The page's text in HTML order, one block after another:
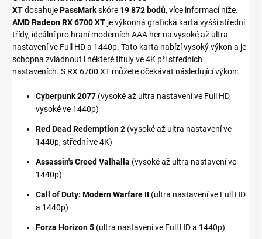
XTdosahujePassMarkskóre 19 872 bodů, více informací níže.
AMD Radeon RX 6700 XT je výkonná grafická karta vyšší střední
třídy, ideální pro hraní moderních AAA her na vysoké až ultra
nastavení ve Full HD a 1440p. Tato karta nabízí vysoký výkon a je
schopna zvládnout i některé tituly ve 4K při středních
nastaveních. S RX 6700 XT můžete očekávat následující výkon:
Cyberpunk 2077 (vysoké až ultra nastavení ve Full HD,
vysoké ve 1440p)
Red Dead Redemption 2 (vysoké až ultra nastavení ve
1440p, střední ve 4K)
Assassin's Creed Valhalla (vysoké až ultra nastavení ve
1440p)
Call of Duty: Modern Warfare II (ultra nastavení ve Full HD
a 1440p)
Forza Horizon 5 (ultra nastavení ve Full HD a 1440p)